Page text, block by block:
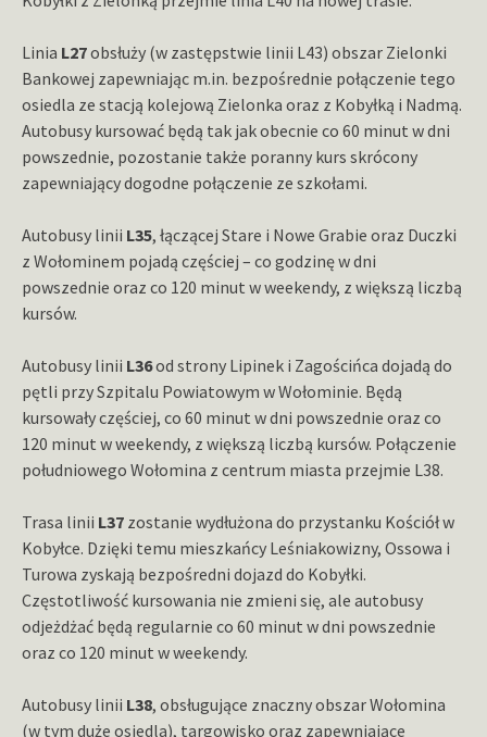
Linia L27obsłuży (w zastępstwie linii L43) obszar Zielonki
Bankowej zapewniając m.in. bezpośrednie połączenie tego
osiedla ze stacją kolejową Zielonka oraz z Kobyłką i Nadmą.
Autobusy kursować będą tak jak obecnie co 60 minut w dni
powszednie, pozostanie także poranny kurs skrócony
zapewniający dogodne połączenie ze szkołami.
Autobusy linii L35, łączącej Stare i Nowe Grabie oraz Duczki
z Wołominem pojadą częściej – co godzinę w dni
powszednie oraz co 120 minut w weekendy, z większą liczbą
kursów.
Autobusy linii L36od strony Lipinek i Zagościńca dojadą do
pętli przy Szpitalu Powiatowym w Wołominie. Będą
kursowały częściej, co 60 minut w dni powszednie oraz co
120 minut w weekendy, z większą liczbą kursów. Połączenie
południowego Wołomina z centrum miasta przejmie L38.
Trasa linii L37 zostanie wydłużona do przystanku Kościół w
Kobyłce. Dzięki temu mieszkańcy Leśniakowizny, Ossowa i
Turowa zyskają bezpośredni dojazd do Kobyłki.
Częstotliwość kursowania nie zmieni się, ale autobusy
odjeżdżać będą regularnie co 60 minut w dni powszednie
oraz co 120 minut w weekendy.
Autobusy linii L38, obsługujące znaczny obszar Wołomina
(w tym duże osiedla), targowisko oraz zapewniające